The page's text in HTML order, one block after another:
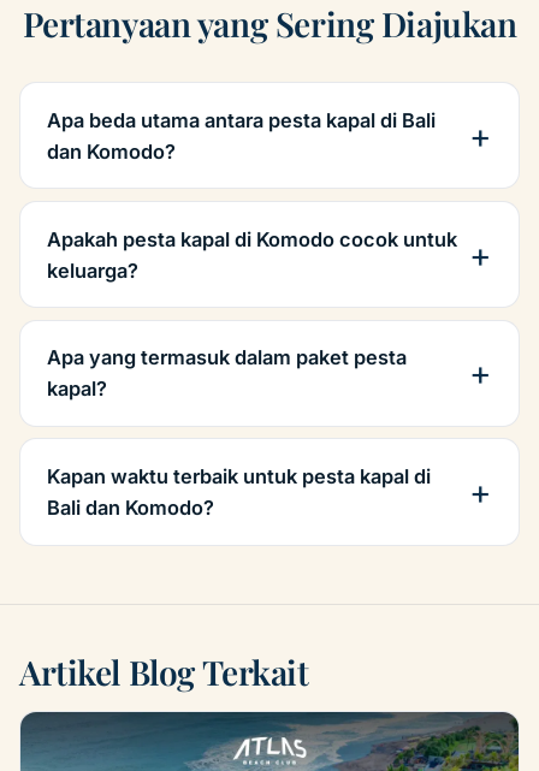
Pertanyaan yang Sering Diajukan
Apa beda utama antara pesta kapal di Bali
dan Komodo?
Apakah pesta kapal di Komodo cocok untuk
keluarga?
Apa yang termasuk dalam paket pesta
kapal?
Kapan waktu terbaik untuk pesta kapal di
Bali dan Komodo?
Artikel Blog Terkait